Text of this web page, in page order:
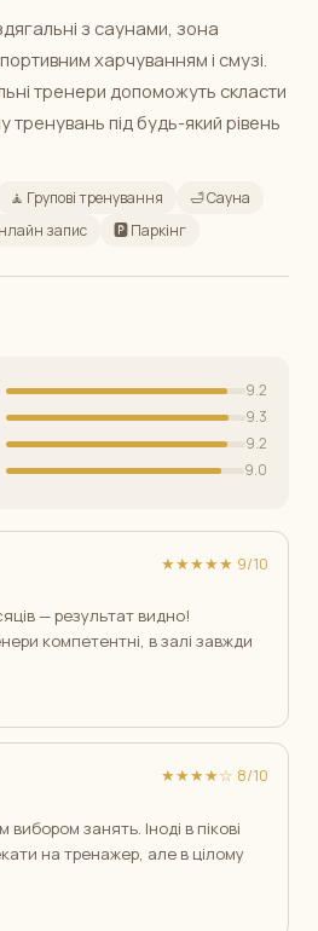
з саунами, зона
харчуванням і смузі.
тренери допоможуть скласти
тренувань під будь-який рівень
🧘 Групові тренування
🛁 Сауна
запис 🅿️ Паркінг
9.2
9.3
9.2
9.0
★★★★★ 9/10
— результат видно!
компетентні, в залі завжди
★★★★☆ 8/10
занять. Іноді в пікові
на тренажер, але в цілому